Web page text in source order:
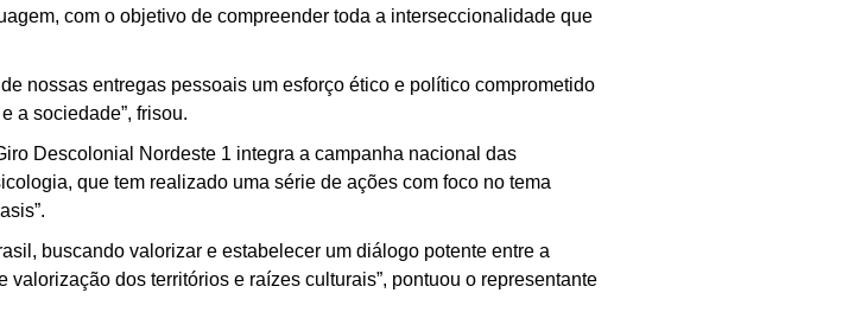
com o objetivo de compreender toda a interseccionalidade que
nossas entregas pessoais um esforço ético e político comprometido
a sociedade”, frisou.
Descolonial Nordeste 1 integra a campanha nacional das
que tem realizado uma série de ações com foco no tema
buscando valorizar e estabelecer um diálogo potente entre a
dos territórios e raízes culturais”, pontuou o representante